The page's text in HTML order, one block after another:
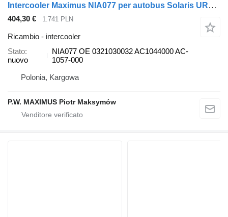
Intercooler Maximus NIA077 per autobus Solaris URBINO
404,30 € 1.741 PLN
Ricambio - intercooler
Stato
nuovo
NIA077 OE 0321030032 AC1044000 AC-
1057-000
Polonia, Kargowa
P.W. MAXIMUS Piotr Maksymów